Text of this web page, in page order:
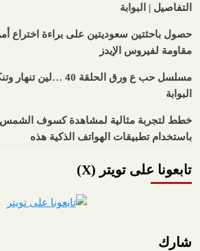
التفاصيل | البوابة
حصول باحثتين سعوديتين على براءة اختراع
مقاومة لفيروس الإيدز
مسلسل حب ع ورق الحلقة
البوابة
باستخدام تطبيقات الهواتف الذكية هذه
تابعونا على تويتر (X)
شارك